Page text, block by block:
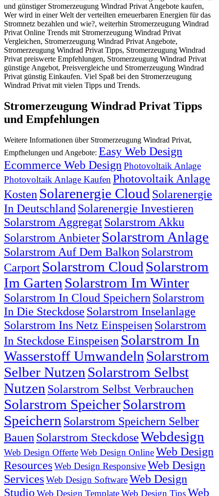
und günstiger Stromerzeugung Windrad Privat Angebote kaufen,
Wer wird in einer Welt der verteilten erneuerbaren Energien für das
Stromnetz bezahlen und wie?, weiterhin Stromerzeugung Windrad
Privat Online Trends mit Stromerzeugung Windrad Privat
Vergleichen, Stromerzeugung Windrad Privat Angebote,
Stromerzeugung Windrad Privat Tipps, Stromerzeugung Windrad
Privat preiswerte Empfehlungen, Stromerzeugung Windrad Privat
günstige Angebot, Preisvergleiche und Stromerzeugung Windrad
Privat günstig Einkaufen. Viel Spaß bei den Stromerzeugung
Windrad Privat mit vielen Tipps und Trends.
Stromerzeugung Windrad Privat Tipps
und Empfehlungen
Weitere Informationen über Stromerzeugung Windrad Privat,
Empfhelungen und Angebote: Easy Web Design
Ecommerce Web Design Photovoltaik Anlage
Photovoltaik Anlage Kaufen Photovoltaik Anlage
Kosten Solarenergie Cloud Solarenergie
In Deutschland Solarenergie Investieren
Solarstrom AggregatSolarstrom Akku
Solarstrom Anbieter Solarstrom Anlage
Solarstrom Auf Dem Balkon Solarstrom
Carport Solarstrom Cloud Solarstrom
Im Garten Solarstrom Im Winter
Solarstrom In Cloud Speichern Solarstrom
In Die Steckdose Solarstrom Inselanlage
Solarstrom Ins Netz Einspeisen Solarstrom
In Steckdose Einspeisen Solarstrom In
Wasserstoff Umwandeln Solarstrom
Selber Nutzen Solarstrom Selbst
Nutzen Solarstrom Selbst Verbrauchen
Solarstrom SpeicherSolarstrom
Speichern Solarstrom Speichern Selber
Bauen Solarstrom SteckdoseWebdesign
Web Design OfferteWeb Design OnlineWeb Design
ResourcesWeb Design ResponsiveWeb Design
ServicesWeb Design SoftwareWeb Design
Studio Web Design TemplateWeb Design TipsWeb